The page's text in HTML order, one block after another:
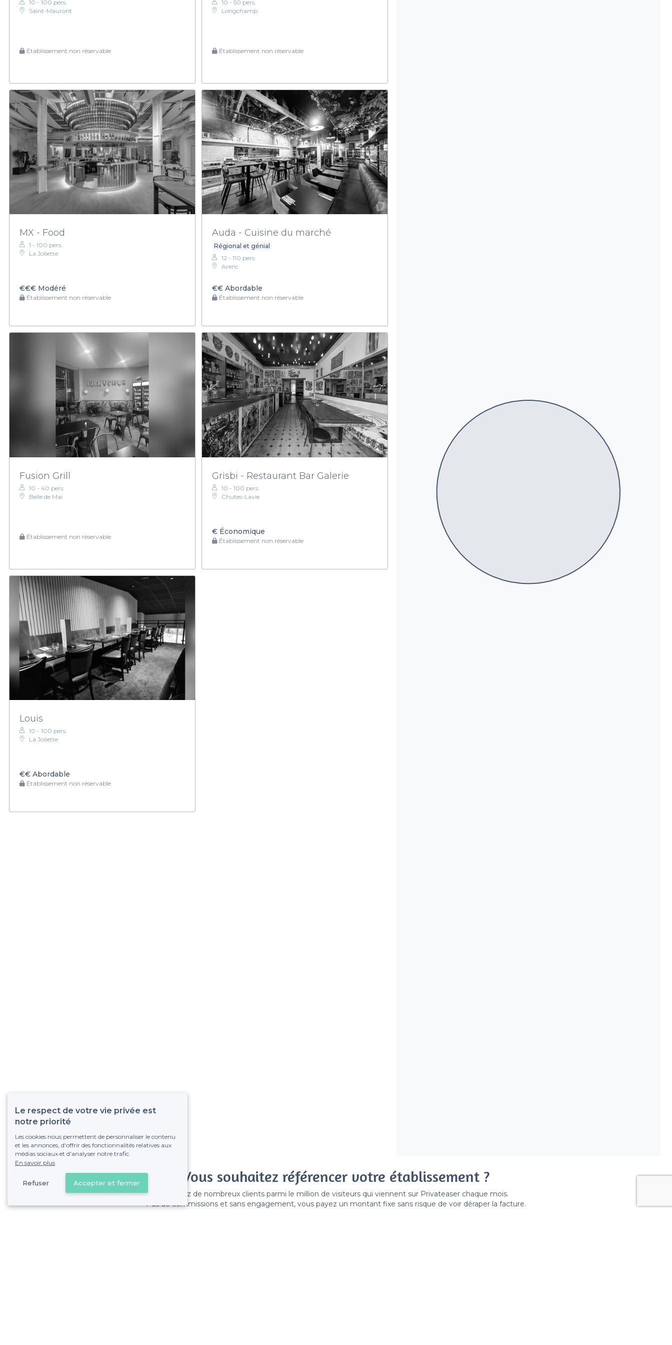
10 - 100 pers.
Saint-Mauront
Établissement non réservable
10 - 50 pers.
Longchamp
Établissement non réservable
MX - Food
1 - 100 pers.
La Joliette
€€€ Modéré
Établissement non réservable
Auda - Cuisine du marché
Régional et génial
12 - 110 pers.
Arenc
€€Abordable
Établissement non réservable
Fusion Grill
10 - 40 pers.
Belle de Mai
Établissement non réservable
Grisbi - Restaurant Bar Galerie
10 - 100 pers.
Chutes-Lavie
€Économique
Établissement non réservable
Louis
10 - 100 pers.
La Joliette
€€ Abordable
Établissement non réservable
Vous souhaitez référencer votre établissement ?
Gagnez de nombreux clients parmi le million de visiteurs qui viennent sur Privateaser chaque mois.
Pas de commissions et sans engagement, vous payez un montant fixe sans risque de voir déraper la facture.
Le respect de votre vie privée est
notre priorité
Les cookies nous permettent de personnaliser le contenu
et les annonces, d'offrir des fonctionnalités relatives aux
médias sociaux et d'analyser notre trafic.
En savoir plus
Refuser Accepter et fermer